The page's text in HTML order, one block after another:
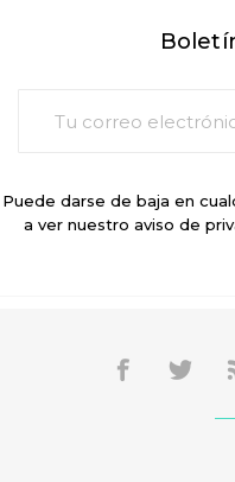
Puede darse de baja en
a ver nuestro aviso de